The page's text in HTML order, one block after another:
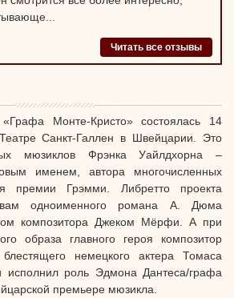
Читать все отзывы
Монте-Кристо» состоялась 14
Санкт-Галлен в Швейцарии. Это
мюзиклов Фрэнка Уайлдхорна –
именем, автора многочисленных
премии Грэмми. Либретто проекта
одноименного романа А. Дюма
композитора Джеком Мёрфи. А при
образа главного героя композитор
немецкого актера Томаса
исполнил роль Эдмона Дантеса/графа
премьере мюзикла.